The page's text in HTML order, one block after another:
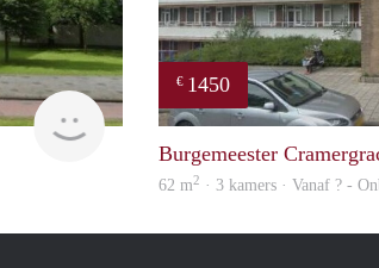
finder
€ 1450
Burgemeester
62 m2 · 3 kamers · Vanaf ? -